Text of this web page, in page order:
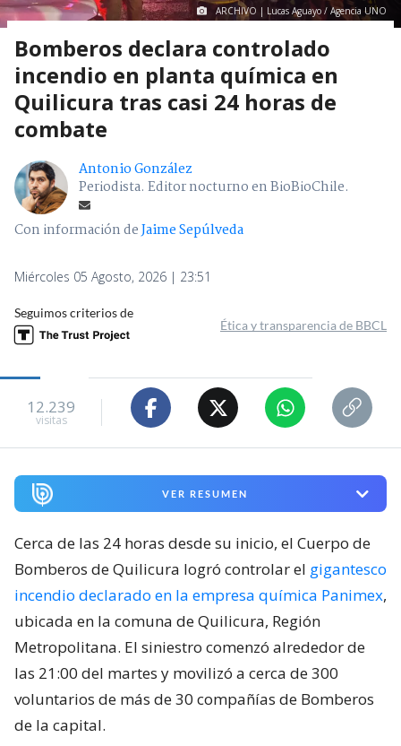
ARCHIVO | Lucas Aguayo / Agencia UNO
Bomberos declara controlado
incendio en planta química en
Quilicura tras casi 24 horas de
combate
Antonio González
Periodista. Editor nocturno en BioBioChile.
Con información deJaime Sepúlveda
Miércoles 05 Agosto, 2026 | 23:51
Seguimos criterios de
Ética y transparencia de BBCL
12.239
visitas
VER RESUMEN
Cerca de las 24 horas desde su inicio, el Cuerpo de
Bomberos de Quilicura logró controlar el gigantesco
incendio declarado en la empresa química Panimex,
ubicada en la comuna de Quilicura, Región
Metropolitana. El siniestro comenzó alrededor de
las 21:00 del martes y movilizó a cerca de 300
voluntarios de más de 30 compañías de Bomberos
de la capital.